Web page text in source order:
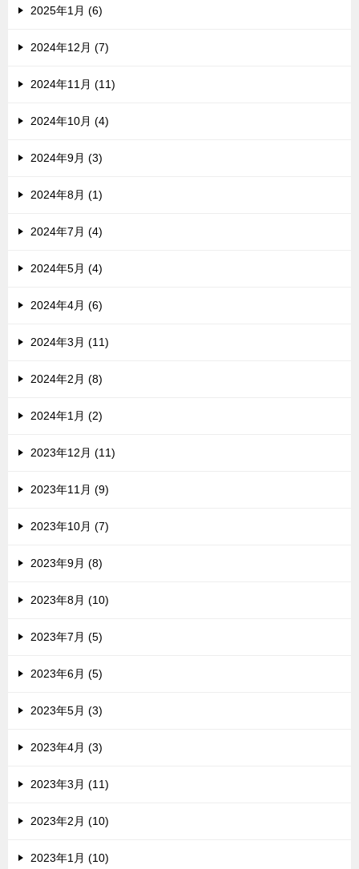
2025年1月 (6)
2024年12月 (7)
2024年11月 (11)
2024年10月 (4)
2024年9月 (3)
2024年8月 (1)
2024年7月 (4)
2024年5月 (4)
2024年4月 (6)
2024年3月 (11)
2024年2月 (8)
2024年1月 (2)
2023年12月 (11)
2023年11月 (9)
2023年10月 (7)
2023年9月 (8)
2023年8月 (10)
2023年7月 (5)
2023年6月 (5)
2023年5月 (3)
2023年4月 (3)
2023年3月 (11)
2023年2月 (10)
2023年1月 (10)